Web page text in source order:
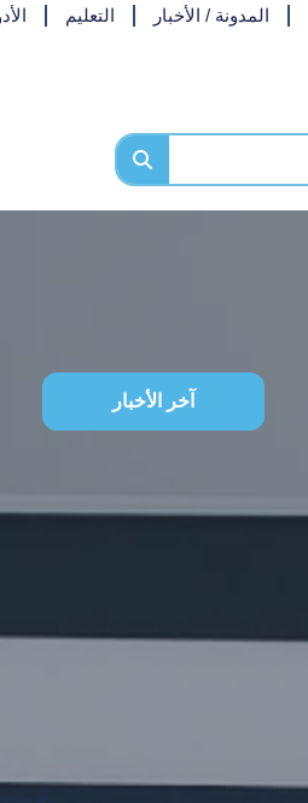
المدونة / الأخبار التعليم
آخر الأخبار